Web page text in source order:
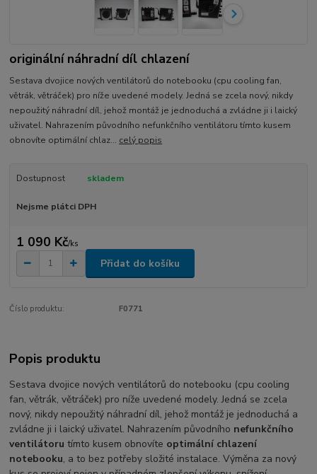
originální náhradní díl chlazení
Sestava dvojice nových ventilátorů do notebooku (cpu cooling fan,
větrák, větráček) pro níže uvedené modely. Jedná se zcela nový, nikdy
nepoužitý náhradní díl, jehož montáž je jednoduchá a zvládne ji i laický
uživatel. Nahrazením původního nefunkčního ventilátoru tímto kusem
obnovíte optimální chlaz... celý popis
Dostupnost skladem
Nejsme plátci DPH
1 090 Kč/ks
Přidat do košíku
Číslo produktu: F0771
Popis produktu
Sestava dvojice nových ventilátorů do notebooku (cpu cooling
fan, větrák, větráček) pro níže uvedené modely. Jedná se zcela
nový, nikdy nepoužitý náhradní díl, jehož montáž je jednoduchá a
zvládne ji i laický uživatel. Nahrazením původního nefunkčního
ventilátoru tímto kusem obnovíte optimální chlazení
notebooku, a to bez potřeby složité instalace. Výměna za nový